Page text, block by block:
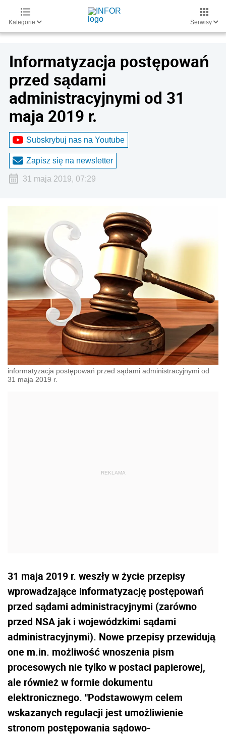
Kategorie Serwisy
Informatyzacja postępowań
przed sądami
administracyjnymi od 31
maja 2019 r.
Subskrybuj nas na Youtube
Zapisz się na newsletter
31 maja 2019, 07:29
informatyzacja postępowań przed sądami administracyjnymi od
31 maja 2019 r.
31 maja 2019 r. weszły w życie przepisy
wprowadzające informatyzację postępowań
przed sądami administracyjnymi (zarówno
przed NSA jak i wojewódzkimi sądami
administracyjnymi). Nowe przepisy przewidują
one m.in. możliwość wnoszenia pism
procesowych nie tylko w postaci papierowej,
ale również w formie dokumentu
elektronicznego. "Podstawowym celem
wskazanych regulacji jest umożliwienie
stronom postępowania sądowo-